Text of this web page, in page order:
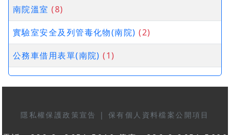
南院溫室 (8)
實驗室安全及列管毒化物(南院) (2)
公務車借用表單(南院) (1)
隱私權保護政策宣告 | 保有個人資料檔案公開項目